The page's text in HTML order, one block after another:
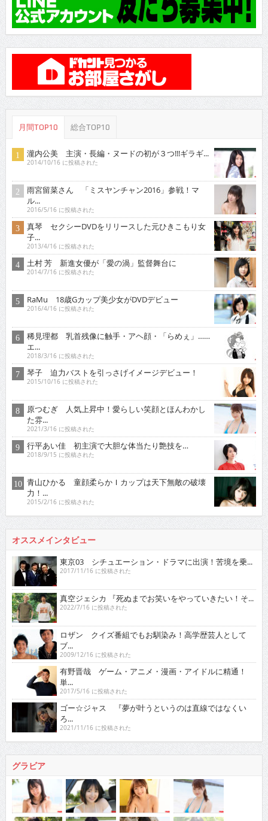
月間TOP10 総合TOP10
瀧内公美 主演・長編・ヌードの初が３つ!!!ギラギ...
2014/10/16 に投稿された
雨宮留菜さん 「ミスヤンチャン2016」参戦！マ
ル...
2016/5/16 に投稿された
真琴 セクシーDVDをリリースした元ひきこもり女
子...
2013/4/16 に投稿された
土村 芳 新進女優が「愛の渦」監督舞台に
2014/7/16 に投稿された
RaMu 18歳Gカップ美少女がDVDデビュー
2016/4/16 に投稿された
稀見理都 乳首残像に触手・アヘ顔・「らめぇ」……
エ...
2018/3/16 に投稿された
琴子 迫力バストを引っさげイメージデビュー！
2015/10/16 に投稿された
原つむぎ 人気上昇中！愛らしい笑顔とほんわかし
た雰...
2021/3/16 に投稿された
行平あい佳 初主演で大胆な体当たり艶技を…
2018/9/15 に投稿された
青山ひかる 童顔柔らかＩカップは天下無敵の破壊
力！...
2015/2/16 に投稿された
オススメインタビュー
東京03 シチュエーション・ドラマに出演！苦境を乗...
2017/11/16 に投稿された
真空ジェシカ 『死ぬまでお笑いをやっていきたい！そ...
2022/7/16 に投稿された
ロザン クイズ番組でもお馴染み！高学歴芸人として
ブ...
2009/12/16 に投稿された
有野晋哉 ゲーム・アニメ・漫画・アイドルに精通！
単...
2017/5/16 に投稿された
ゴー☆ジャス 『夢が叶うというのは直線ではなくい
ろ...
2021/11/16 に投稿された
グラビア